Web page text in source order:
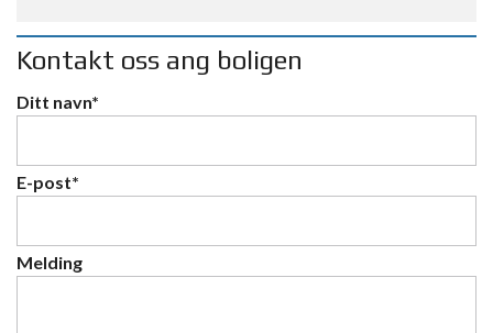
Kontakt oss ang boligen
Ditt navn*
E-post*
Melding